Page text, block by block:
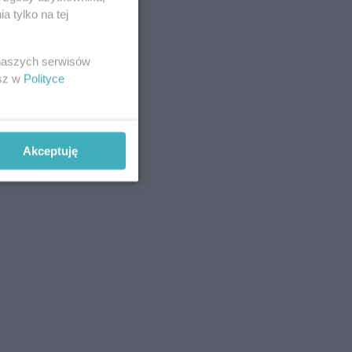
tylko na tej
serwisów
w Polityce
Akceptuję